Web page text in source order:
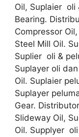
Oil, Suplaier oli
Bearing.
Compressor
Steel Mill Oil.
Suplier oli &
Suplayer oli
Oil. Suplaier
Suplayer
Gear.
Slideway Oil,
Oil. Supplyer